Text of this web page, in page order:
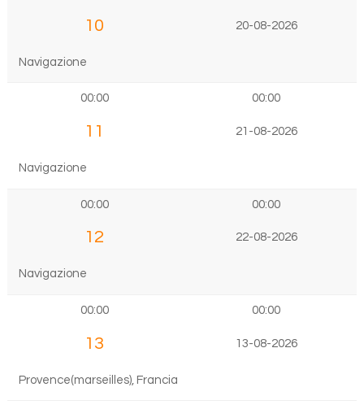
10 20-08-2026
Navigazione
00:00 00:00
11 21-08-2026
Navigazione
00:00 00:00
12 22-08-2026
Navigazione
00:00 00:00
13 13-08-2026
Provence(marseilles), Francia